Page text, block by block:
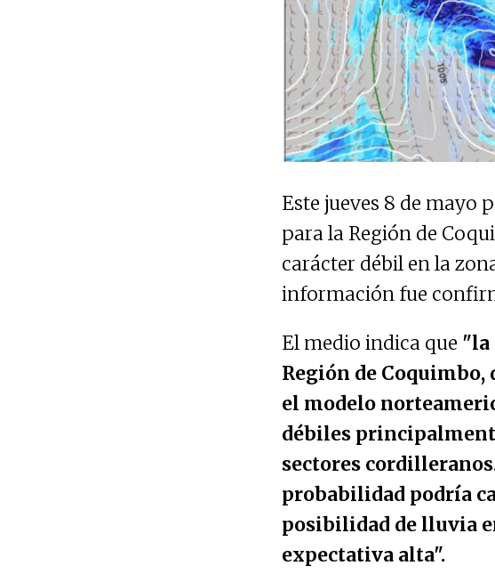
Este jueves 8 de mayo
para la Región de
carácter débil en la
información fue
El medio indica que "la
Región de Coquimbo,
el modelo
débiles
sectores
probabilidad podría
posibilidad de lluvia
expectativa alta".